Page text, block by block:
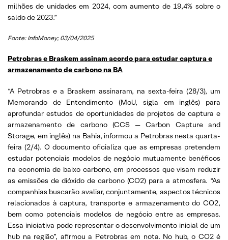
milhões de unidades em 2024, com aumento de 19,4% sobre o
saldo de 2023.”
Fonte: InfoMoney; 03/04/2025
Petrobras e Braskem assinam acordo para estudar captura e
armazenamento de carbono na BA
“A Petrobras e a Braskem assinaram, na sexta-feira (28/3), um
Memorando de Entendimento (MoU, sigla em inglês) para
aprofundar estudos de oportunidades de projetos de captura e
armazenamento de carbono (CCS — Carbon Capture and
Storage, em inglês) na Bahia, informou a Petrobras nesta quarta-
feira (2/4). O documento oficializa que as empresas pretendem
estudar potenciais modelos de negócio mutuamente benéficos
na economia de baixo carbono, em processos que visam reduzir
as emissões de dióxido de carbono (CO2) para a atmosfera. “As
companhias buscarão avaliar, conjuntamente, aspectos técnicos
relacionados à captura, transporte e armazenamento do CO2,
bem como potenciais modelos de negócio entre as empresas.
Essa iniciativa pode representar o desenvolvimento inicial de um
hub na região”, afirmou a Petrobras em nota. No hub, o CO2 é